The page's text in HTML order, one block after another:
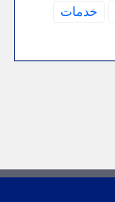
خدمات